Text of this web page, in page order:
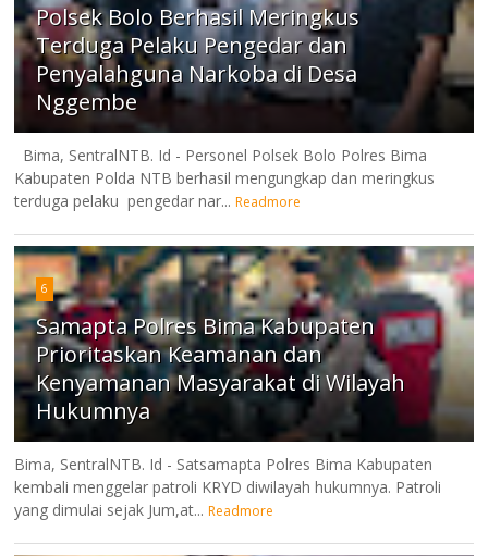
Polsek Bolo Berhasil Meringkus
Terduga Pelaku Pengedar dan
Penyalahguna Narkoba di Desa
Nggembe
Bima, SentralNTB. Id - Personel Polsek Bolo Polres Bima
Kabupaten Polda NTB berhasil mengungkap dan meringkus
terduga pelaku pengedar nar... Readmore
6
Samapta Polres Bima Kabupaten
Prioritaskan Keamanan dan
Kenyamanan Masyarakat di Wilayah
Hukumnya
Bima, SentralNTB. Id - Satsamapta Polres Bima Kabupaten
kembali menggelar patroli KRYD diwilayah hukumnya. Patroli
yang dimulai sejak Jum,at... Readmore